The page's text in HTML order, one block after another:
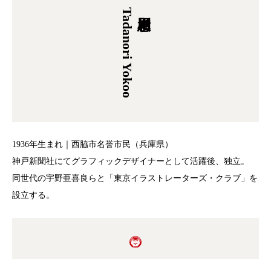
Tadanori Yokoo
1936年生まれ｜西脇市名誉市民（兵庫県）
神戸新聞社にてグラフィックデザイナーとして活躍後、独立。
同世代の宇野亜喜良らと「東京イラストレーターズ・クラブ」を
設立する。